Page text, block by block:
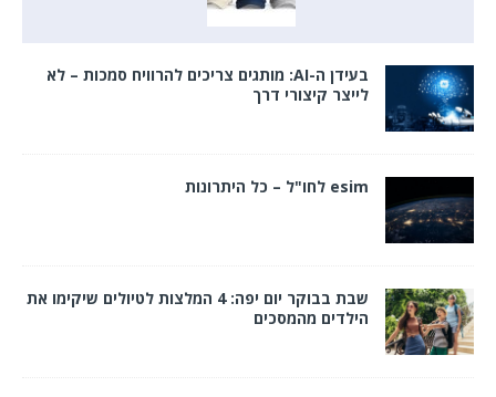
בעידן ה-AI: מותגים צריכים להרוויח סמכות – לא
לייצר קיצורי דרך
esim לחו"ל – כל היתרונות
שבת בבוקר יום יפה: 4 המלצות לטיולים שיקימו את
הילדים מהמסכים